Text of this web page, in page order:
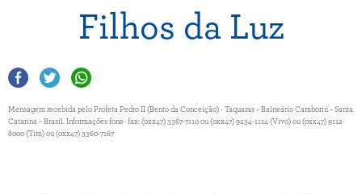
Filhos da Luz
Mensagem recebida pelo Profeta Pedro II (Bento da Conceição) - Taquaras – Balneário Camboriú – Santa
Catarina – Brasil. Informações fone- fax: (0xx47) 3367-7110 ou (0xx47) 9234-1114 (Vivo) ou (0xx47) 9112-
8000 (Tim) ou (0xx47) 3360-7167